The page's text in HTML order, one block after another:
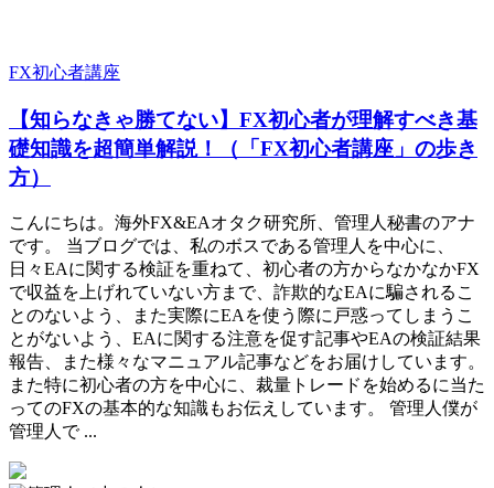
FX初心者講座
【知らなきゃ勝てない】FX初心者が理解すべき基
礎知識を超簡単解説！（「FX初心者講座」の歩き
方）
こんにちは。海外FX&EAオタク研究所、管理人秘書のアナ
です。 当ブログでは、私のボスである管理人を中心に、
日々EAに関する検証を重ねて、初心者の方からなかなかFX
で収益を上げれていない方まで、詐欺的なEAに騙されるこ
とのないよう、また実際にEAを使う際に戸惑ってしまうこ
とがないよう、EAに関する注意を促す記事やEAの検証結果
報告、また様々なマニュアル記事などをお届けしています。
また特に初心者の方を中心に、裁量トレードを始めるに当た
ってのFXの基本的な知識もお伝えしています。 管理人僕が
管理人で ...